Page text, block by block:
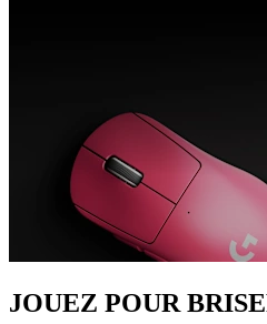
JOUEZ POUR